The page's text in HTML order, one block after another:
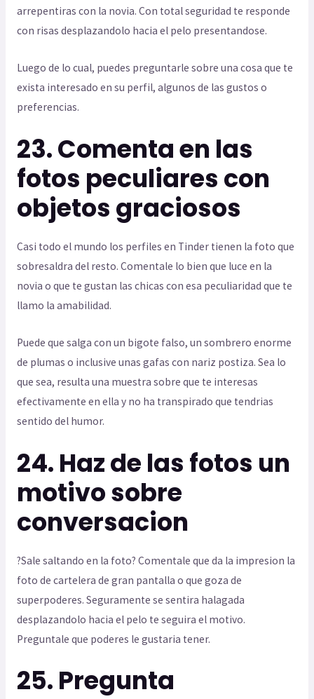
arrepentiras con la novia. Con total seguridad te responde
con risas desplazandolo hacia el pelo presentandose.
Luego de lo cual, puedes preguntarle sobre una cosa que te
exista interesado en su perfil, algunos de las gustos o
preferencias.
23. Comenta en las
fotos peculiares con
objetos graciosos
Casi todo el mundo los perfiles en Tinder tienen la foto que
sobresaldra del resto. Comentale lo bien que luce en la
novia o que te gustan las chicas con esa peculiaridad que te
llamo la amabilidad.
Puede que salga con un bigote falso, un sombrero enorme
de plumas o inclusive unas gafas con nariz postiza. Sea lo
que sea, resulta una muestra sobre que te interesas
efectivamente en ella y no ha transpirado que tendri­as
sentido del humor.
24. Haz de las fotos un
motivo sobre
conversacion
?Sale saltando en la foto? Comentale que da la impresion la
foto de cartelera de gran pantalla o que goza de
superpoderes. Seguramente se sentira halagada
desplazandolo hacia el pelo te seguira el motivo.
Preguntale que poderes le gustaria tener.
25. Pregunta